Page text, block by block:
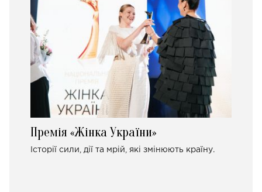
Премія «Жінка України»
Історії сили, дії та мрій, які змінюють країну.